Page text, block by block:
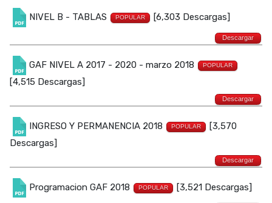
NIVEL B - TABLAS POPULAR [6,303 Descargas]
Descargar
GAF NIVEL A 2017 - 2020 - marzo 2018 POPULAR
[4,515 Descargas]
Descargar
INGRESO Y PERMANENCIA 2018 POPULAR
[3,570
Descargas]
Descargar
Programacion GAF 2018 POPULAR [3,521 Descargas]